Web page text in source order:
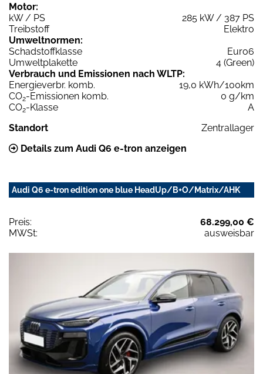
Motor:
kW / PS
285 kW / 387 PS
Treibstoff
Elektro
Umweltnormen:
Schadstoffklasse
Euro6
Umweltplakette
4 (Green)
Verbrauch und Emissionen nach WLTP:
Energieverbr. komb.
19,0 kWh/100km
CO2-Emissionen komb.
0 g/km
CO2-Klasse
A
Standort
Zentrallager
Details zum Audi Q6 e-tron anzeigen
Audi Q6 e-tron edition one blue HeadUp/B+O/Matrix/AHK
Preis:
68.299,00 €
MWSt:
ausweisbar